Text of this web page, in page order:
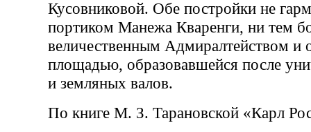
Кусовниковой. Обе постройки не
портиком Манежа Кваренги, ни тем
величественным Адмиралтейством и
площадью, образовавшейся после
и земляных валов.
По книге М. З. Тарановской «Карл